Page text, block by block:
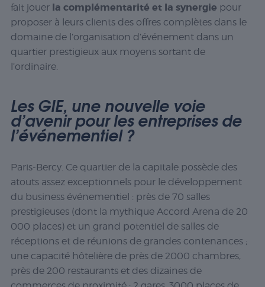
fait jouer la complémentarité et la synergie pour
proposer à leurs clients des offres complètes dans le
domaine de l’organisation d’événement dans un
quartier prestigieux aux moyens sortant de
l’ordinaire.
Les GIE, unenouvelle voie
d’avenir pour les entreprises de
l’événementiel ?
Paris-Bercy. Ce quartier de la capitale possède des
atouts assez exceptionnels pour le développement
du business événementiel : près de 70 salles
prestigieuses (dont la mythique Accord Arena de 20
000 places) et un grand potentiel de salles de
réceptions et de réunions de grandes contenances ;
une capacité hôtelière de près de 2000 chambres,
près de 200 restaurants et des dizaines de